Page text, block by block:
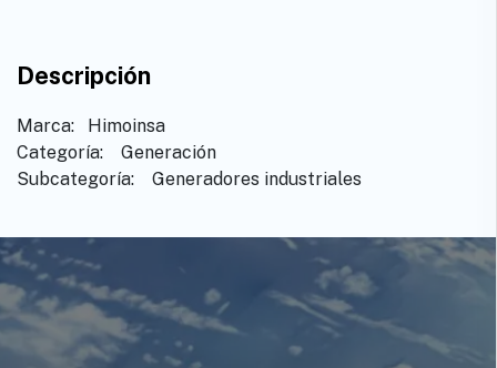
Descripción
Marca: ​ ​Himoinsa
Categoría: ​Generación
Subcategoría: ​ ​Generadores industriales